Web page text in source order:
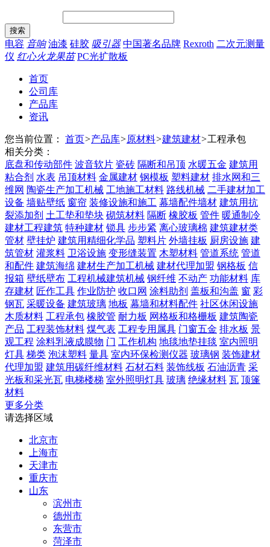
电容 音响 油漆 硅胶 吸引器 中国著名品牌 Rexroth 二次元测量
仪 红心火龙果苗 PC光扩散板
首页
公司库
产品库
资讯
您当前位置： 首页>产品库>原材料>建筑建材>工程承包
相关分类：
底盘和传动部件 波音软片 瓷砖 隔断和吊顶 水暖五金 建筑用
粘合剂 水表 吊顶材料 金属建材 钢模板 塑料建材 排水网和三
维网 陶瓷生产加工机械 工地施工材料 路线机械 二手建材加工
设备 墙贴壁纸 窗帘 装修设施和施工 幕墙配件墙材 建筑用抗
裂添加剂 土工垫和垫块 砌筑材料 隔断 橡胶板 管件 暖通制冷
建材工程建筑 特种建材 锁具 步步紧 离心玻璃棉 建筑建材类
管材 壁挂炉 建筑用精细化学品 塑料片 外墙挂板 厨房设施 建
筑管材 灌浆料 卫浴设施 变形缝装置 木塑材料 管道系统 管道
和配件 建筑海绵 建材生产加工机械 建材代理加盟 钢格板 信
报箱 壁纸壁布 工程机械建筑机械 钢纤维 不动产 功能材料 库
存建材 匠作工具 作业防护 收口网 涂料助剂 盖板和沟盖 窗 彩
钢瓦 采暖设备 建筑玻璃 地板 幕墙和材料配件 社区休闲设施
木质材料 工程承包 橡胶管 耐力板 网格板和格栅板 建筑陶瓷
产品 工程装饰材料 煤气表 工程专用属具 门窗五金 排水板 景
观工程 涂料乳液成膜物 门 工作机构 地毯地垫挂毯 室内照明
灯具 梯类 泡沫塑料 量具 室内环保检测仪器 玻璃钢 装饰建材
代理加盟 建筑用碳纤维材料 石材石料 装饰线板 石油沥青 采
光板和采光瓦 电梯楼梯 室外照明灯具 玻璃 绝缘材料 瓦 顶篷
材料
更多分类
请选择区域
北京市
上海市
天津市
重庆市
山东
滨州市
德州市
东营市
菏泽市